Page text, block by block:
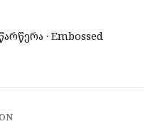
· Embossed